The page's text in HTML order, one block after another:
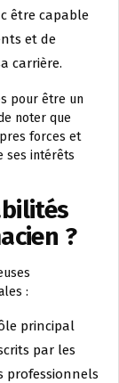
être capable
et de
carrière.
pour être un
noter que
forces et
ses intérêts
?
:
principal
par les
professionnels